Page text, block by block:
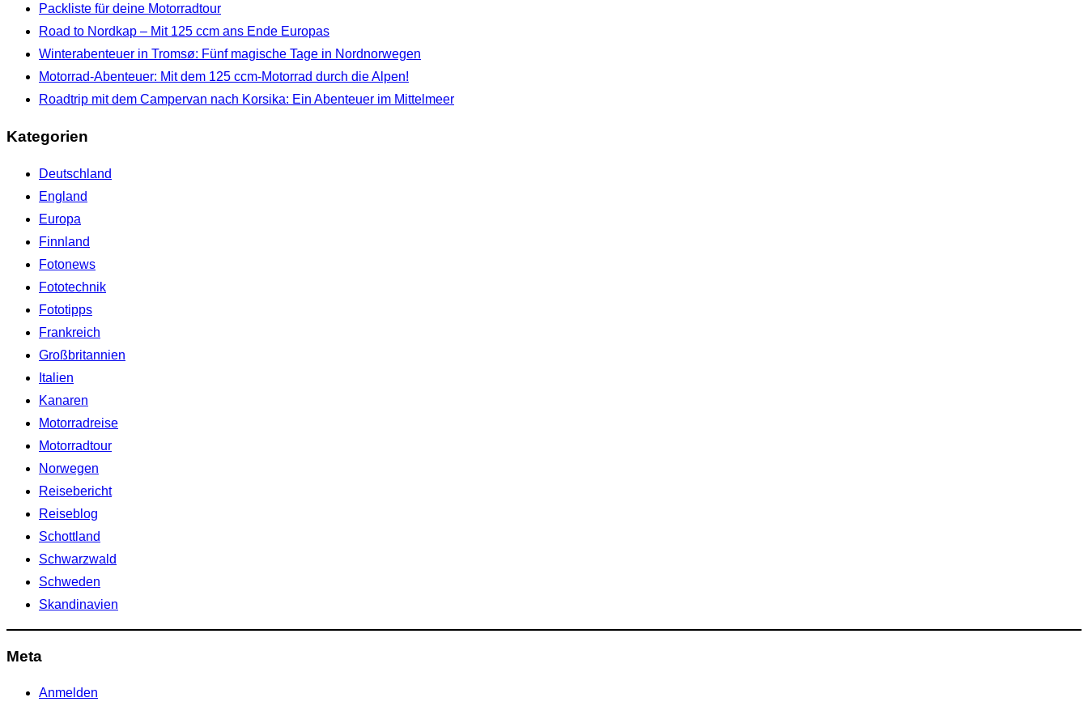
Packliste für deine Motorradtour
Road to Nordkap – Mit 125 ccm ans Ende Europas
Winterabenteuer in Tromsø: Fünf magische Tage in Nordnorwegen
Motorrad-Abenteuer: Mit dem 125 ccm-Motorrad durch die Alpen!
Roadtrip mit dem Campervan nach Korsika: Ein Abenteuer im Mittelmeer
Kategorien
Deutschland
England
Europa
Finnland
Fotonews
Fototechnik
Fototipps
Frankreich
Großbritannien
Italien
Kanaren
Motorradreise
Motorradtour
Norwegen
Reisebericht
Reiseblog
Schottland
Schwarzwald
Schweden
Skandinavien
Meta
Anmelden